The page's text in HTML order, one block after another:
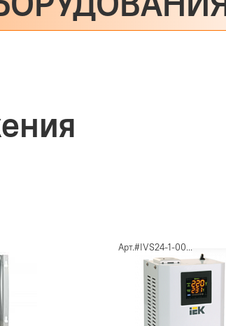
Арт.#IVS24-1-00...